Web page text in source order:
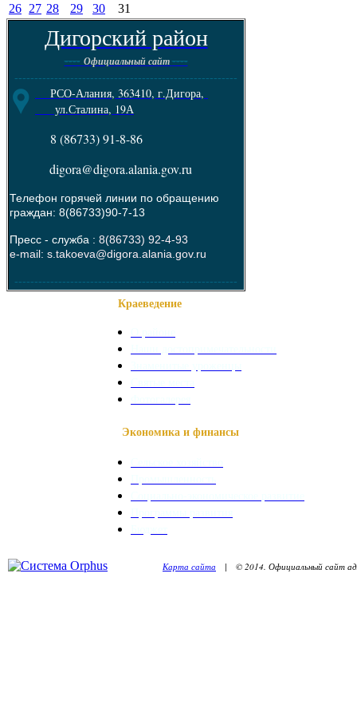
26 27 28 29 30 31
Дигорский район
---- Официальный сайт----
--------------------------------------------------------
РСО-Алания, 363410, г.Дигора,
ул.Сталина, 19А
8 (86733) 91-8-86
digora@digora.alania.gov.ru
Телефон горячей линии по обращению
граждан: 8(86733)90-7-13
Пресс - служба : 8(86733) 92-4-93
e-mail: s.takoeva@digora.alania.gov.ru
--------------------------------------------------------
Краеведение
Экономика и финансы
Карта сайта | © 2014. Официальный сайт